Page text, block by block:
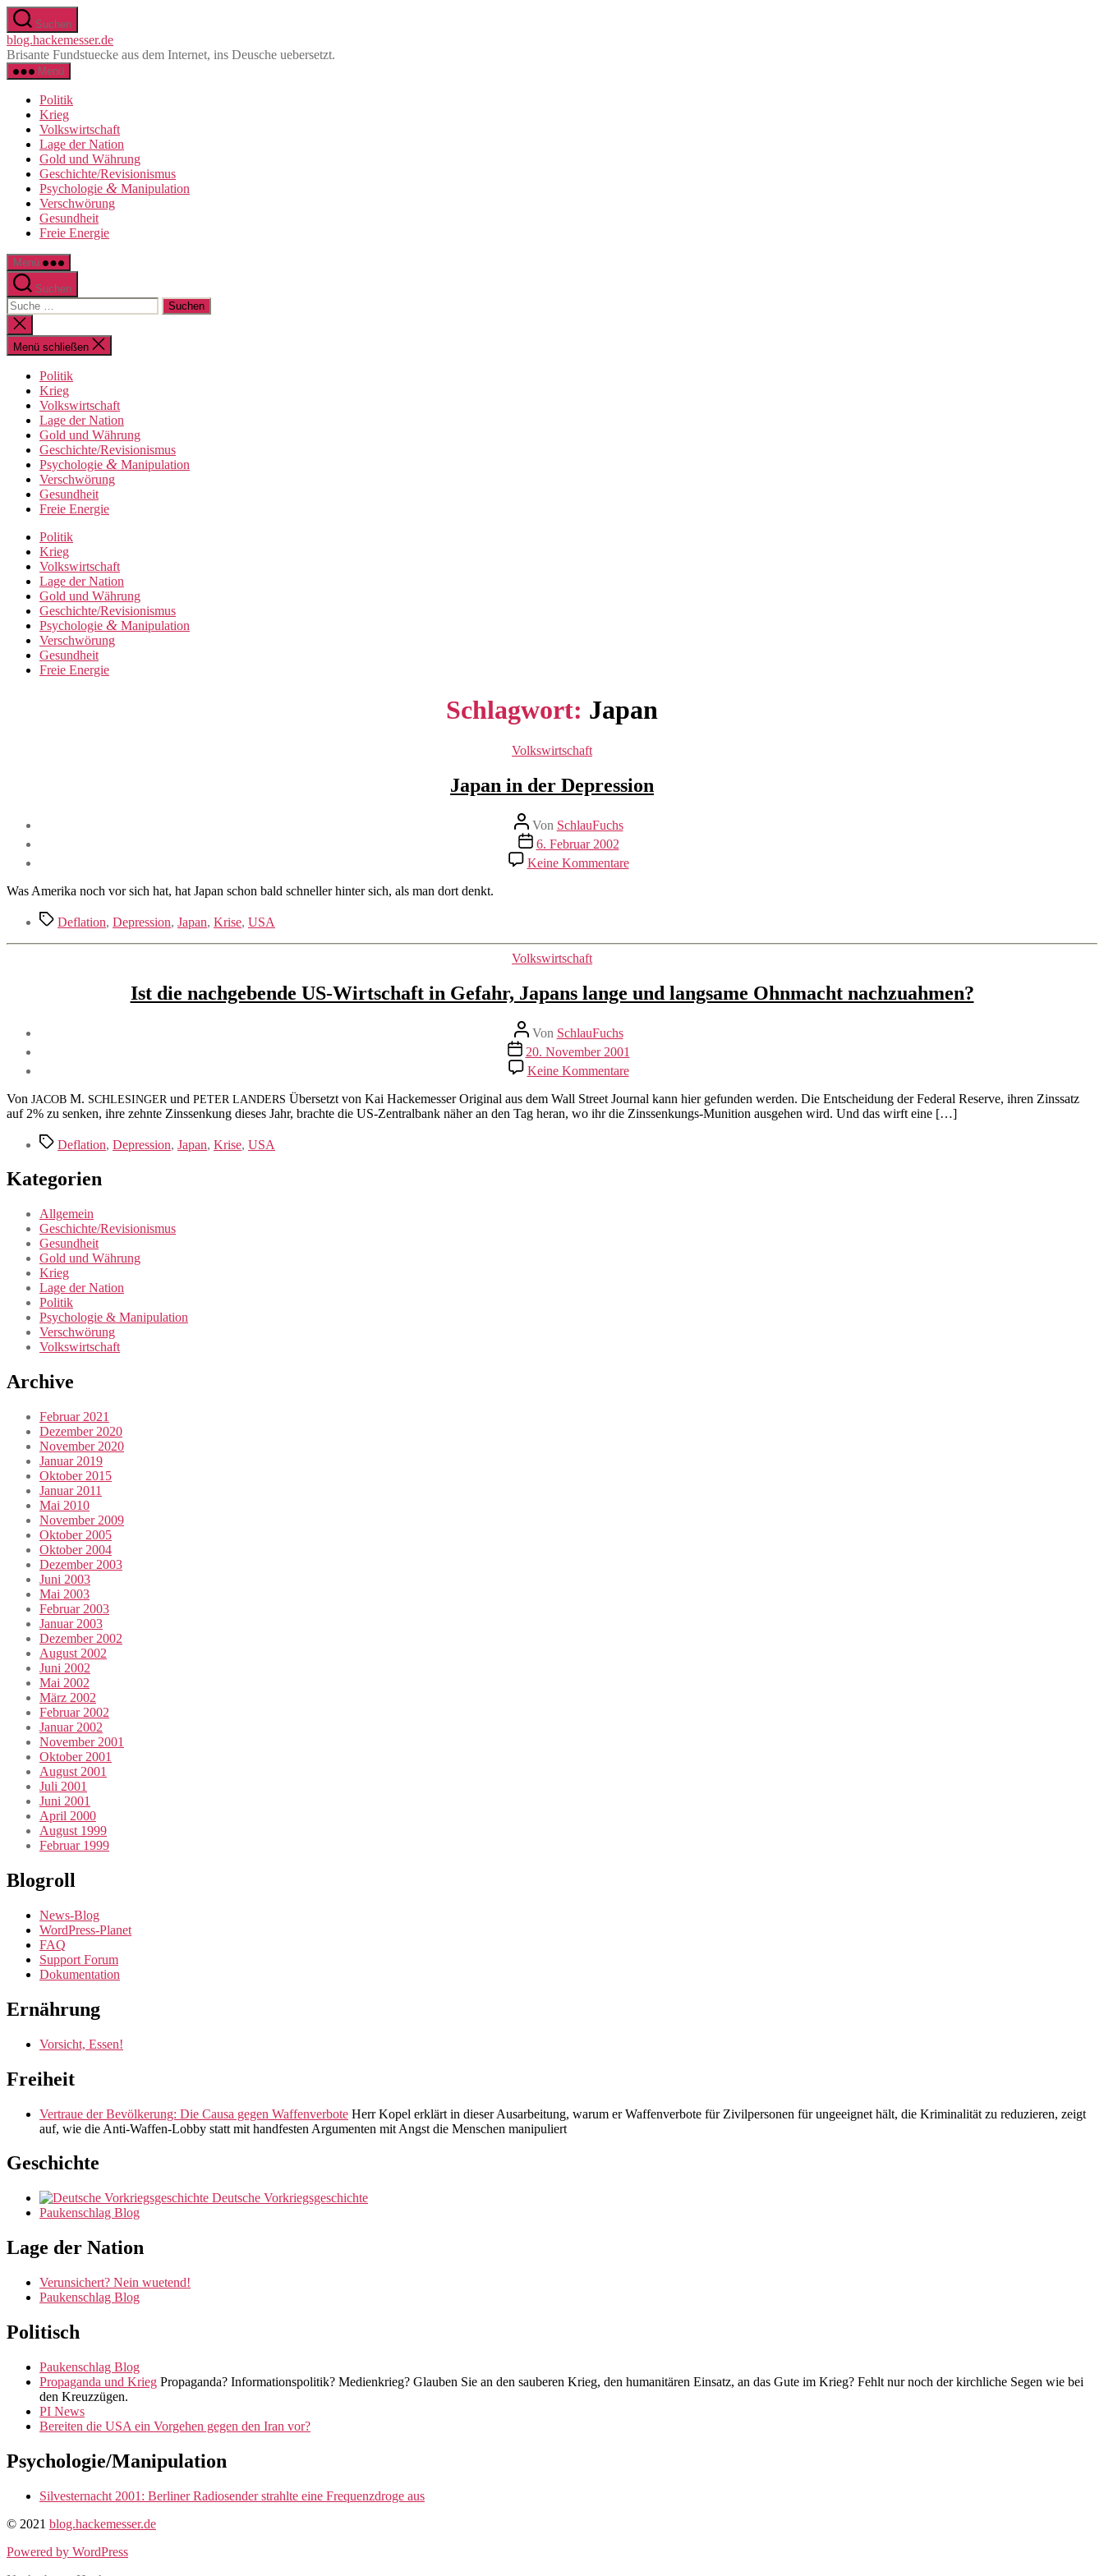
Direkt
zum
Inhalt
wechseln
Suchen
blog.hackemesser.de
Brisante Fundstuecke aus dem Internet, ins Deusche uebersetzt.
Menü
Politik
Krieg
Volkswirtschaft
Lage der Nation
Gold und Währung
Geschichte/Revisionismus
Psychologie & Manipulation
Verschwörung
Gesundheit
Freie Energie
Menü
Suchen
Suche
nach:
Suche
schließen
Menü schließen
Politik
Krieg
Volkswirtschaft
Lage der Nation
Gold und Währung
Geschichte/Revisionismus
Psychologie & Manipulation
Verschwörung
Gesundheit
Freie Energie
Politik
Krieg
Volkswirtschaft
Lage der Nation
Gold und Währung
Geschichte/Revisionismus
Psychologie & Manipulation
Verschwörung
Gesundheit
Freie Energie
Schlagwort: Japan
Kategorien
Volkswirtschaft
Japan in der Depression
Beitragsautor
Von SchlauFuchs
Beitragsdatum
6. Februar 2002
Keine Kommentarezu
Japan
Was Amerika noch vor sich hat, hat Japan schon bald schneller hinter sich, als man dort denkt.
Schlagwörter
Deflation, Depression, Japan, Krise, USA
Kategorien
Volkswirtschaft
Ist die nachgebende US-Wirtschaft in Gefahr, Japans lange und langsame Ohnmacht nachzuahmen?
Beitragsautor
Von SchlauFuchs
Beitragsdatum
20. November 2001
Keine Kommentarezu
Ist
die
nachgebende
Von JACOB M. SCHLESINGER und PETER LANDERS Übersetzt von Kai Hacke­messer Original aus dem Wall Street Journal kann hier gefunden werden. Die Entschei­dung der Federal Reserve, ihren Zinssatz
auf 2% zu senken, ihre zehnte Zins­sen­kung dieses Jahr, brachte die US-Zentral­­bank näher an den Tag heran, wo ihr die Zins­­sen­­kungs-Munition ausgehen wird. Und das wirft eine […]
Schlagwörter
Deflation, Depression, Japan, Krise, USA
Kategorien
Allgemein
Geschichte/Revisionismus
Gesundheit
Gold und Währung
Krieg
Lage der Nation
Politik
Psychologie & Manipulation
Verschwörung
Volkswirtschaft
Archive
Februar 2021
Dezember 2020
November 2020
Januar 2019
Oktober 2015
Januar 2011
Mai 2010
November 2009
Oktober 2005
Oktober 2004
Dezember 2003
Juni 2003
Mai 2003
Februar 2003
Januar 2003
Dezember 2002
August 2002
Juni 2002
Mai 2002
März 2002
Februar 2002
Januar 2002
November 2001
Oktober 2001
August 2001
Juli 2001
Juni 2001
April 2000
August 1999
Februar 1999
Blogroll
News-Blog
WordPress-Planet
FAQ
Support Forum
Dokumentation
Ernährung
Vorsicht, Essen!
Freiheit
Vertraue der Bevölkerung: Die Causa gegen Waffenverbote Herr Kopel erklärt in dieser Ausarbeitung, warum er Waffenverbote für Zivilpersonen für ungeeignet hält, die Kriminalität zu reduzieren, zeigt
auf, wie die Anti-Waffen-Lobby statt mit handfesten Argumenten mit Angst die Menschen manipuliert
Geschichte
Deutsche Vorkriegsgeschichte
Paukenschlag Blog
Lage der Nation
Verunsichert? Nein wuetend!
Paukenschlag Blog
Politisch
Paukenschlag Blog
Propaganda und Krieg Propaganda? Informationspolitik? Medienkrieg? Glauben Sie an den sauberen Krieg, den humanitären Einsatz, an das Gute im Krieg? Fehlt nur noch der kirchliche Segen wie bei
den Kreuzzügen.
PI News
Bereiten die USA ein Vorgehen gegen den Iran vor?
Psychologie/Manipulation
Silvesternacht 2001: Berliner Radiosender strahlte eine Frequenzdroge aus
© 2021 blog.hackemesser.de
Powered by WordPress